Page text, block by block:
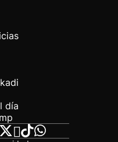
día